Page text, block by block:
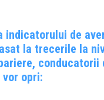
indicatorului de
la trecerile la
conducatorii
opri: